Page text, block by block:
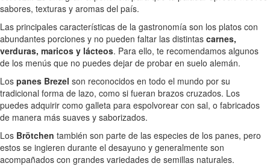
sabores, texturas y aromas del país.
Las principales características de la gastronomía son los platos con
abundantes porciones y no pueden faltar las distintas carnes,
verduras, maricos y lácteos. Para ello, te recomendamos algunos
de los menús que no puedes dejar de probar en suelo alemán.
Los panes Brezel son reconocidos en todo el mundo por su
tradicional forma de lazo, como si fueran brazos cruzados. Los
puedes adquirir como galleta para espolvorear con sal, o fabricados
de manera más suaves y saborizados.
Los Brötchen también son parte de las especies de los panes, pero
estos se ingieren durante el desayuno y generalmente son
acompañados con grandes variedades de semillas naturales.